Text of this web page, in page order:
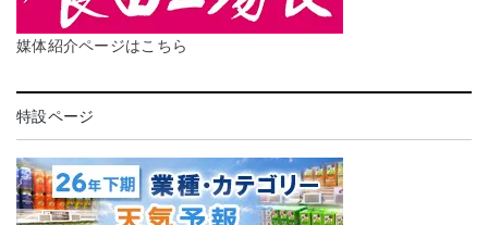
媒体紹介ページはこちら
特設ページ